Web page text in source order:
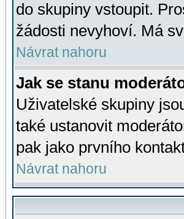
do skupiny vstoupit.
žádosti nevyhoví. Má
Návrat nahoru
Jak se stanu
Uživatelské skupiny
také ustanovit
pak jako prvního
Návrat nahoru